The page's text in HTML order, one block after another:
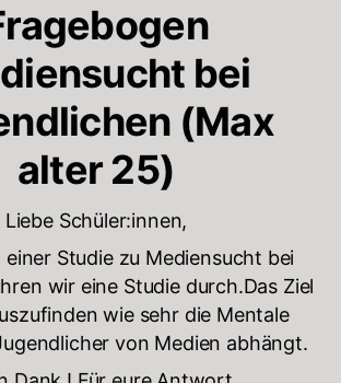
bei
(Max
alter 25)
Liebe Schüler:innen,
einer Studie zu Mediensucht bei
wir eine Studie durch.Das Ziel
wie sehr die Mentale
von Medien abhängt.